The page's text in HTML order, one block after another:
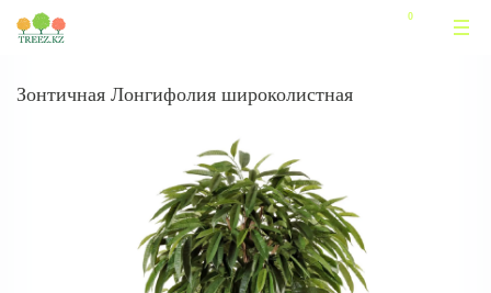
Зонтичная Лонгифолия широколистная